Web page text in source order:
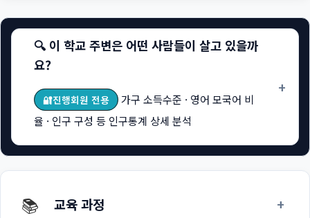
🔍 이 학교 주변은 어떤 사람들이 살고 있을까
요?
🔐진행회원 전용
가구 소득수준 · 영어 모국어 비
율 · 인구 구성 등 인구통계 상세 분석
+
📚 교육 과정 +